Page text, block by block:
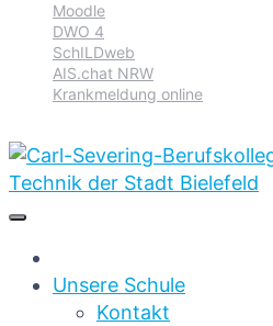
Moodle
DWO 4
SchILDweb
AIS.chat NRW
Krankmeldung online
Unsere Schule
Kontakt